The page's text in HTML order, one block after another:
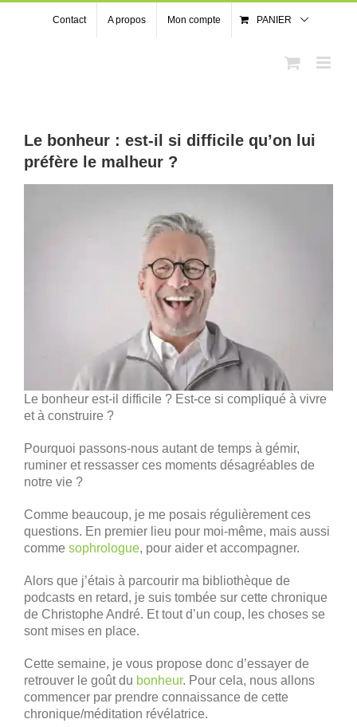
Contact A propos Mon compte PANIER
Le bonheur : est-il si difficile qu’on lui
préfère le malheur ?
Le bonheur est-il difficile ? Est-ce si compliqué à vivre
et à construire ?
Pourquoi passons-nous autant de temps à gémir,
ruminer et ressasser ces moments désagréables de
notre vie ?
Comme beaucoup, je me posais régulièrement ces
questions. En premier lieu pour moi-même, mais aussi
comme sophrologue, pour aider et accompagner.
Alors que j’étais à parcourir ma bibliothèque de
podcasts en retard, je suis tombée sur cette chronique
de Christophe André. Et tout d’un coup, les choses se
sont mises en place.
Cette semaine, je vous propose donc d’essayer de
retrouver le goût du bonheur. Pour cela, nous allons
commencer par prendre connaissance de cette
chronique/méditation révélatrice.